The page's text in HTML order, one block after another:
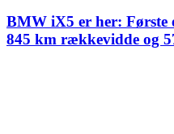
BMW iX5 er her: Første
845 km rækkevidde og